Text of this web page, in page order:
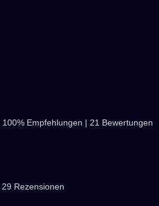
100% Empfehlungen | 21 Bewertungen
29 Rezensionen